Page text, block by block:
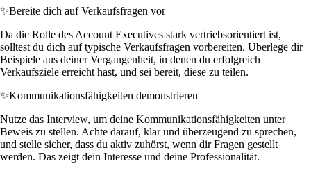
✨Bereite dich auf Verkaufsfragen vor
Da die Rolle des Account Executives stark vertriebsorientiert ist,
solltest du dich auf typische Verkaufsfragen vorbereiten. Überlege dir
Beispiele aus deiner Vergangenheit, in denen du erfolgreich
Verkaufsziele erreicht hast, und sei bereit, diese zu teilen.
✨Kommunikationsfähigkeiten demonstrieren
Nutze das Interview, um deine Kommunikationsfähigkeiten unter
Beweis zu stellen. Achte darauf, klar und überzeugend zu sprechen,
und stelle sicher, dass du aktiv zuhörst, wenn dir Fragen gestellt
werden. Das zeigt dein Interesse und deine Professionalität.